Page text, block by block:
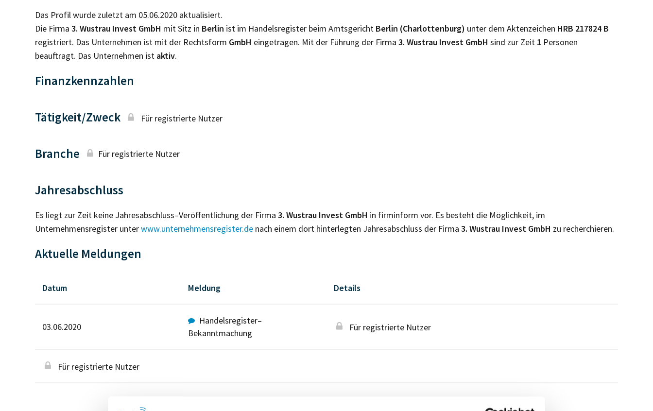
Das Profil wurde zuletzt am 05.06.2020 aktualisiert.
Die Firma 3. Wustrau Invest GmbH mit Sitz in Berlin ist im Handelsregister beim Amtsgericht Berlin (Charlottenburg) unter dem Aktenzeichen HRB 217824 B
registriert. Das Unternehmen ist mit der Rechtsform GmbH eingetragen. Mit der Führung der Firma 3. Wustrau Invest GmbH sind zur Zeit 1 Personen
beauftragt. Das Unternehmen ist aktiv.
Finanzkennzahlen
Tätigkeit/Zweck Für registrierte Nutzer
Branche Für registrierte Nutzer
Jahresabschluss
Es liegt zur Zeit keine Jahresabschluss–Veröffentlichung der Firma 3. Wustrau Invest GmbH in firminform vor. Es besteht die Möglichkeit, im
Unternehmensregister unterwww.unternehmensregister.de nach einem dort hinterlegten Jahresabschluss der Firma 3. Wustrau Invest GmbH zu recherchieren.
Aktuelle Meldungen
Datum Meldung Details
03.06.2020
Handelsregister–
Bekanntmachung
Für registrierte Nutzer
Für registrierte Nutzer